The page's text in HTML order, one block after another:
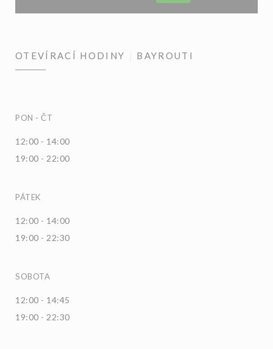
OTEVÍRACÍ HODINY BAYROUTI
PON - ČT
12:00 - 14:00
19:00 - 22:00
PÁTEK
12:00 - 14:00
19:00 - 22:30
SOBOTA
12:00 - 14:45
19:00 - 22:30